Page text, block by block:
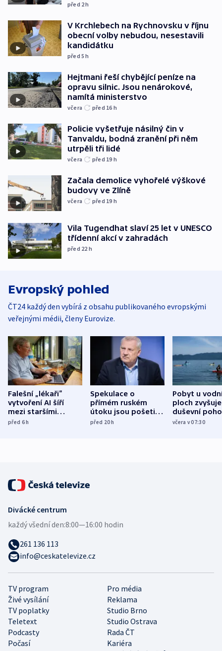
před 2h
V Krchlebech na Rychnovsku v říjnu
obecní volby nebudou, nesestavili
kandidátku
před 5h
Hejtmani řeší chybějící peníze na
opravu silnic. Jsou nenárokové,
namítá ministerstvo
včera před 16 h
Policie vyšetřuje násilný čin v
Tanvaldu, bodná zranění při něm
utrpěli tři lidé
včera před 19 h
Začala demolice vyhořelé výškové
budovy ve Zlíně
včera před 19 h
Vila Tugendhat slaví 25 let v UNESCO
třídenní akcí v zahradách
před 22 h
Evropský pohled
ČT24 každý den vybírá z obsahu publikovaného evropskými
veřejnými médii, členy Eurovize.
Falešní „lékaři“
vytvoření AI šíří
mezi staršími
Poláky nebezpečné
před 6h
Spekulace o
přímém ruském
útoku jsou pošetilé,
míní estonský
před 20h
Pobyt u
ploch zvyšuje
duševní
ukázala
včera v 07:30
TV program
Pro média
Živé vysílání
Reklama
TV poplatky
Studio Brno
Teletext
Studio Ostrava
Podcasty
Rada ČT
Počasí
Kariéra
Divácké centrum
každý všední den:8:00—16:00 hodin
261 136 113
info@ceskatelevize.cz